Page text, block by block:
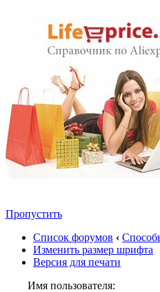
Пропустить
Список форумов ‹
Изменить размер шрифта
Версия для печати
Имя пользователя: